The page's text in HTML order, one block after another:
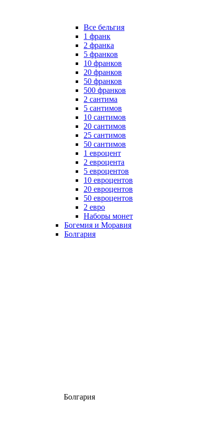
Все бельгия
1 франк
2 франка
5 франков
10 франков
20 франков
50 франков
500 франков
2 сантима
5 сантимов
10 сантимов
20 сантимов
25 сантимов
50 сантимов
1 евроцент
2 евроцента
5 евроцентов
10 евроцентов
20 евроцентов
50 евроцентов
2 евро
Наборы монет
Богемия и Моравия
Болгария
Болгария